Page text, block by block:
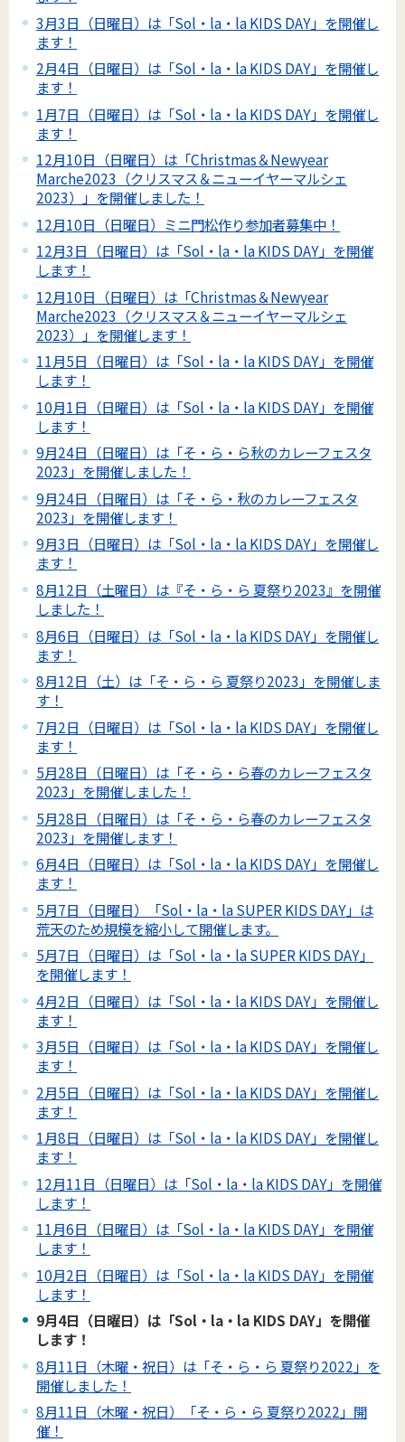
3月3日（日曜日）は「Sol・la・la KIDS DAY」を開催し
ます！
2月4日（日曜日）は「Sol・la・la KIDS DAY」を開催し
ます！
1月7日（日曜日）は「Sol・la・la KIDS DAY」を開催し
ます！
12月10日（日曜日）は「Christmas＆Newyear
Marche2023（クリスマス＆ニューイヤーマルシェ
2023）」を開催しました！
12月10日（日曜日）ミニ門松作り参加者募集中！
12月3日（日曜日）は「Sol・la・la KIDS DAY」を開催
します！
12月10日（日曜日）は「Christmas＆Newyear
Marche2023（クリスマス＆ニューイヤーマルシェ
2023）」を開催します！
11月5日（日曜日）は「Sol・la・la KIDS DAY」を開催
します！
10月1日（日曜日）は「Sol・la・la KIDS DAY」を開催
します！
9月24日（日曜日）は「そ・ら・ら秋のカレーフェスタ
2023」を開催しました！
9月24日（日曜日）は「そ・ら・秋のカレーフェスタ
2023」を開催します！
9月3日（日曜日）は「Sol・la・la KIDS DAY」を開催し
ます！
8月12日（土曜日）は『そ・ら・ら 夏祭り2023』を開催
しました！
8月6日（日曜日）は「Sol・la・la KIDS DAY」を開催し
ます！
8月12日（土）は「そ・ら・ら 夏祭り2023」を開催しま
す！
7月2日（日曜日）は「Sol・la・la KIDS DAY」を開催し
ます！
5月28日（日曜日）は「そ・ら・ら春のカレーフェスタ
2023」を開催しました！
5月28日（日曜日）は「そ・ら・ら春のカレーフェスタ
2023」を開催します！
6月4日（日曜日）は「Sol・la・la KIDS DAY」を開催し
ます！
5月7日（日曜日）「Sol・la・la SUPER KIDS DAY」は
荒天のため規模を縮小して開催します。
5月7日（日曜日）は「Sol・la・la SUPER KIDS DAY」
を開催します！
4月2日（日曜日）は「Sol・la・la KIDS DAY」を開催し
ます！
3月5日（日曜日）は「Sol・la・la KIDS DAY」を開催し
ます！
2月5日（日曜日）は「Sol・la・la KIDS DAY」を開催し
ます！
1月8日（日曜日）は「Sol・la・la KIDS DAY」を開催し
ます！
12月11日（日曜日）は「Sol・la・la KIDS DAY」を開催
します！
11月6日（日曜日）は「Sol・la・la KIDS DAY」を開催
します！
10月2日（日曜日）は「Sol・la・la KIDS DAY」を開催
します！
9月4日（日曜日）は「Sol・la・la KIDS DAY」を開催
します！
8月11日（木曜・祝日）は「そ・ら・ら 夏祭り2022」を
開催しました！
8月11日（木曜・祝日）「そ・ら・ら 夏祭り2022」開
催！